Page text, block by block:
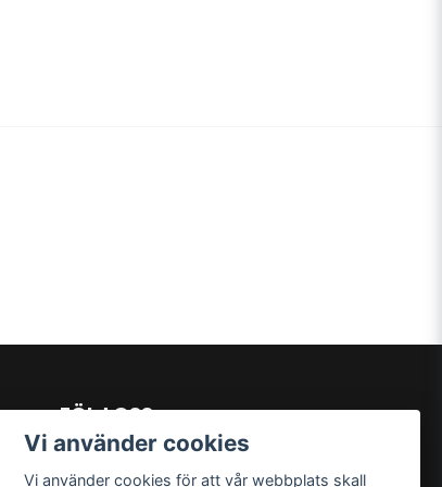
FÖLJ OSS
Facebook
Instagram
Vi använder cookies
Vi använder cookies för att vår webbplats skall